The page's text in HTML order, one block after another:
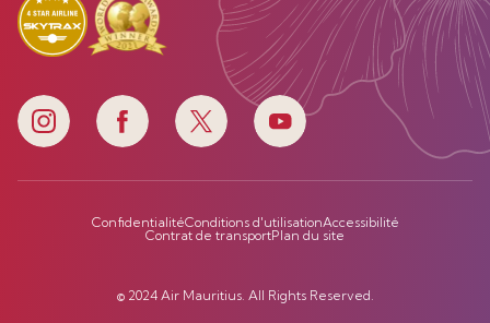
ConfidentialitéConditions d'utilisationAccessibilité
Contrat de transportPlan du site
© 2024 Air Mauritius. All Rights Reserved.